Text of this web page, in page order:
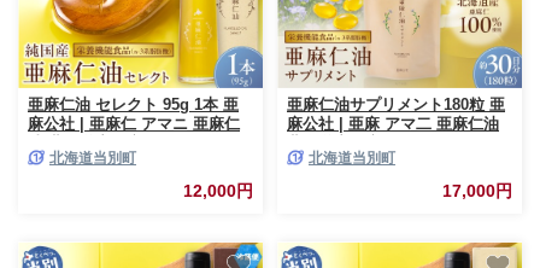
亜麻仁油 セレクト 95g 1本 亜
麻公社 | 亜麻仁 アマニ 亜麻仁
北海道当別町
12,000円
亜麻仁油サプリメント180粒 亜
麻公社 | 亜麻 アマ二 亜麻仁油
北海道当別町
17,000円